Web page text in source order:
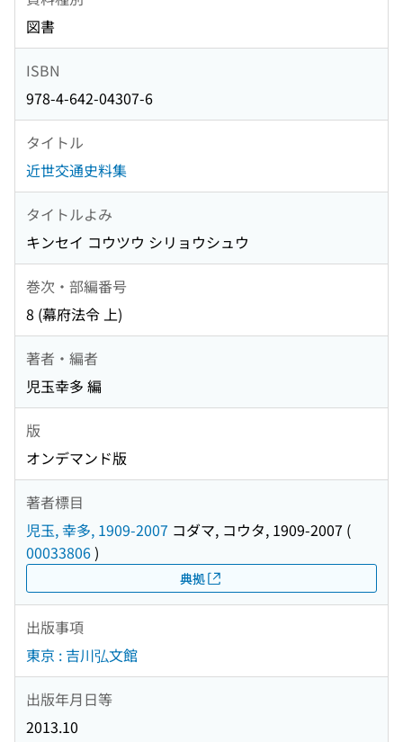
図書
ISBN
978-4-642-04307-6
タイトル
近世交通史料集
タイトルよみ
キンセイ コウツウ シリョウシュウ
巻次・部編番号
8 (幕府法令 上)
著者・編者
児玉幸多 編
版
オンデマンド版
著者標目
児玉, 幸多, 1909-2007 コダマ, コウタ, 1909-2007 (
00033806)
典拠
出版事項
東京 : 吉川弘文館
出版年月日等
2013.10